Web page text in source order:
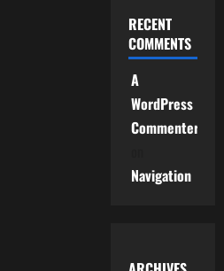
RECENT
COMMENTS
A
WordPress
Commenter
Navigation